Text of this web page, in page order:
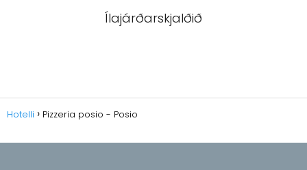
Ílajárðarskjalðið
Hotelli Pizzeria posio - Posio